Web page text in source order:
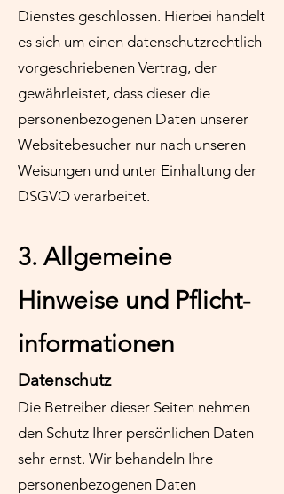
Dienstes geschlossen. Hierbei handelt
es sich um einen datenschutzrechtlich
vorgeschriebenen Vertrag, der
gewährleistet, dass dieser die
personenbezogenen Daten unserer
Websitebesucher nur nach unseren
Weisungen und unter Einhaltung der
DSGVO verarbeitet.
3. Allgemeine
Hinweise und Pflicht­
informationen
Datenschutz
Die Betreiber dieser Seiten nehmen
den Schutz Ihrer persönlichen Daten
sehr ernst. Wir behandeln Ihre
personenbezogenen Daten